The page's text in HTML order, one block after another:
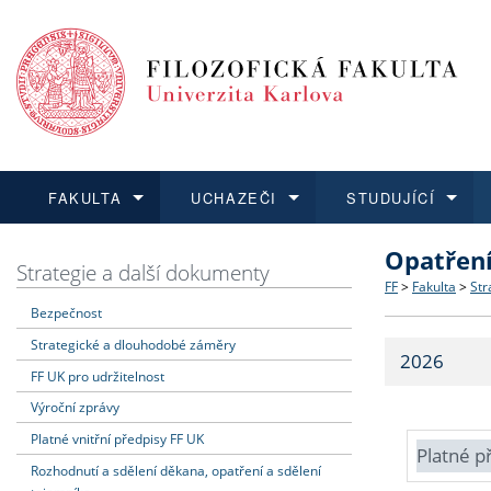
FAKULTA
Dozvědět se více
Struktura
Strategie
Fakultní
UCHAZEČI
Podat přihlášku
Co
Učitelské
STUDUJÍCÍ
Dozvědět se více
Dozvědět se více
O vědě a
Dozvědět se více
Aktuální
Strategie a další dokumenty
Bezpečnost
Strategické a dlouhodobé záměry
FF UK pro udržitelnost
Výroční zprávy
Platné vnitřní předpisy FF UK
Rozhodnutí a sdělení děkana, opatření a sdělení
FF > Fakulta >
2026
Platné